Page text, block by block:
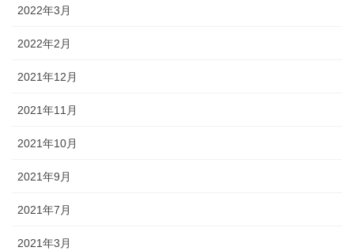
2022年3月
2022年2月
2021年12月
2021年11月
2021年10月
2021年9月
2021年7月
2021年3月